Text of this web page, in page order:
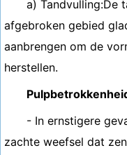
a) Tandvulling:De
afgebroken gebied
aanbrengen om de
herstellen.
- In ernstigere
zachte weefsel dat